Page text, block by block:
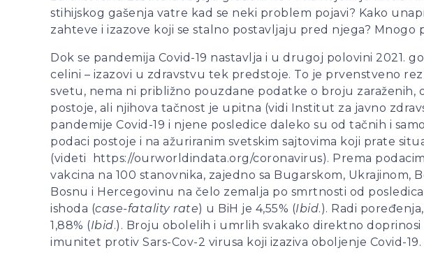
stihijskog gašenja vatre kad se neki problem pojavi? Kako
zahteve i izazove koji se stalno postavljaju pred njega?
Dok se pandemija Covid-19 nastavlja i u drugoj polovini 2021.
celini – izazovi u zdravstvu tek predstoje. To je prvenstveno
svetu, nema ni približno pouzdane podatke o broju zaraženih,
postoje, ali njihova tačnost je upitna (vidi Institut za javno
pandemije Covid-19 i njene posledice daleko su od tačnih i
podaci postoje i na ažuriranim svetskim sajtovima koji prate
(videti https://ourworldindata.org/coronavirus). Prema
vakcina na 100 stanovnika, zajedno sa Bugarskom, Ukrajinom,
Bosnu i Hercegovinu na čelo zemalja po smrtnosti od
ishoda (case-fatality rate) u BiH je 4,55% (Ibid.). Radi
1,88% (Ibid.). Broju obolelih i umrlih svakako direktno
imunitet protiv Sars-Cov-2 virusa koji izaziva oboljenje Covid-19.